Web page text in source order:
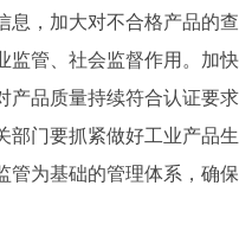
息，加大对不合格产品的
监管、社会监督作用。加
产品质量持续符合认证要
门要抓紧做好工业产品
管为基础的管理体系，确